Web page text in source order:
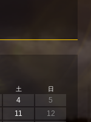
土 日
4
5
11
12